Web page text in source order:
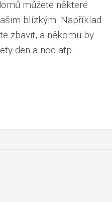
můžete některé
blízkým. Například
zbavit, a někomu by
den a noc atp.